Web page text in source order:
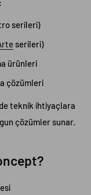
serileri)
serileri)
ürünleri
çözümleri
teknik ihtiyaçlara
çözümler sunar.